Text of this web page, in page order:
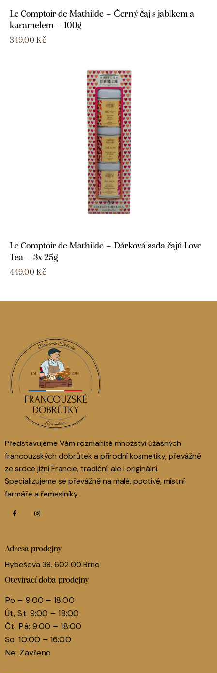
Le Comptoir de Mathilde – Černý čaj s jablkem a
karamelem – 100g
349,00 Kč
Le Comptoir de Mathilde – Dárková sada čajů Love
Tea – 3x 25g
449,00 Kč
Představujeme Vám rozmanité množství úžasných
francouzských dobrůtek a přírodní kosmetiky, převážně
ze srdce jižní Francie, tradiční, ale i originální.
Specializujeme se převážně na malé, poctivé, místní
farmáře a řemeslníky.
Adresa prodejny
Hybešova 38, 602 00 Brno
Otevírací doba prodejny
Po – 9:00 – 18:00
Út, St: 9:00 – 18:00
Čt, Pá: 9:00 – 18:00
So: 10:00 – 16:00
Ne: Zavřeno